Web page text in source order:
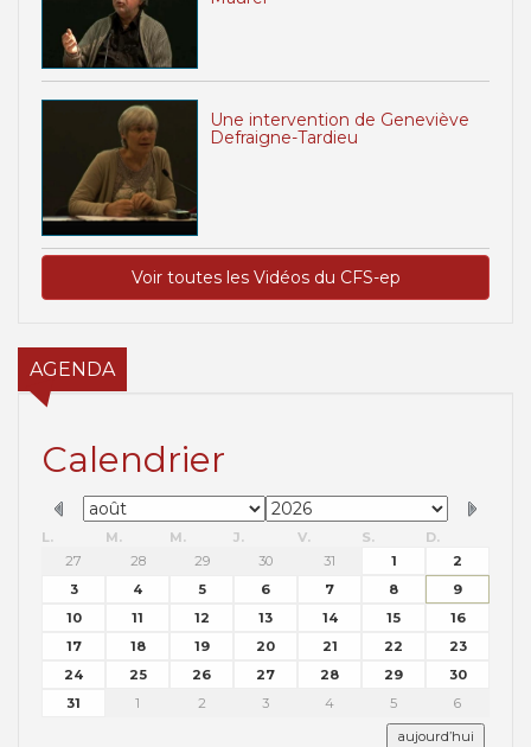
Une intervention de Geneviève
Defraigne-Tardieu
Voir toutes les Vidéos du CFS-ep
AGENDA
Calendrier
L. M. M. J. V. S.
D.
27
28 29 30 31 1
2
3
4 5 6 7 8
9
10
11 12 13 14 15
16
17
18 19 20 21 22
23
24
25 26 27 28 29
30
31
1 2 3 4 5 6
aujourd’hui